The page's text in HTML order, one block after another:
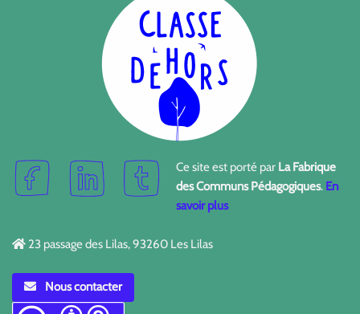
Ce site est porté par La Fabrique
des Communs Pédagogiques. En
savoir plus
23 passage des Lilas, 93260 Les Lilas
Nous contacter